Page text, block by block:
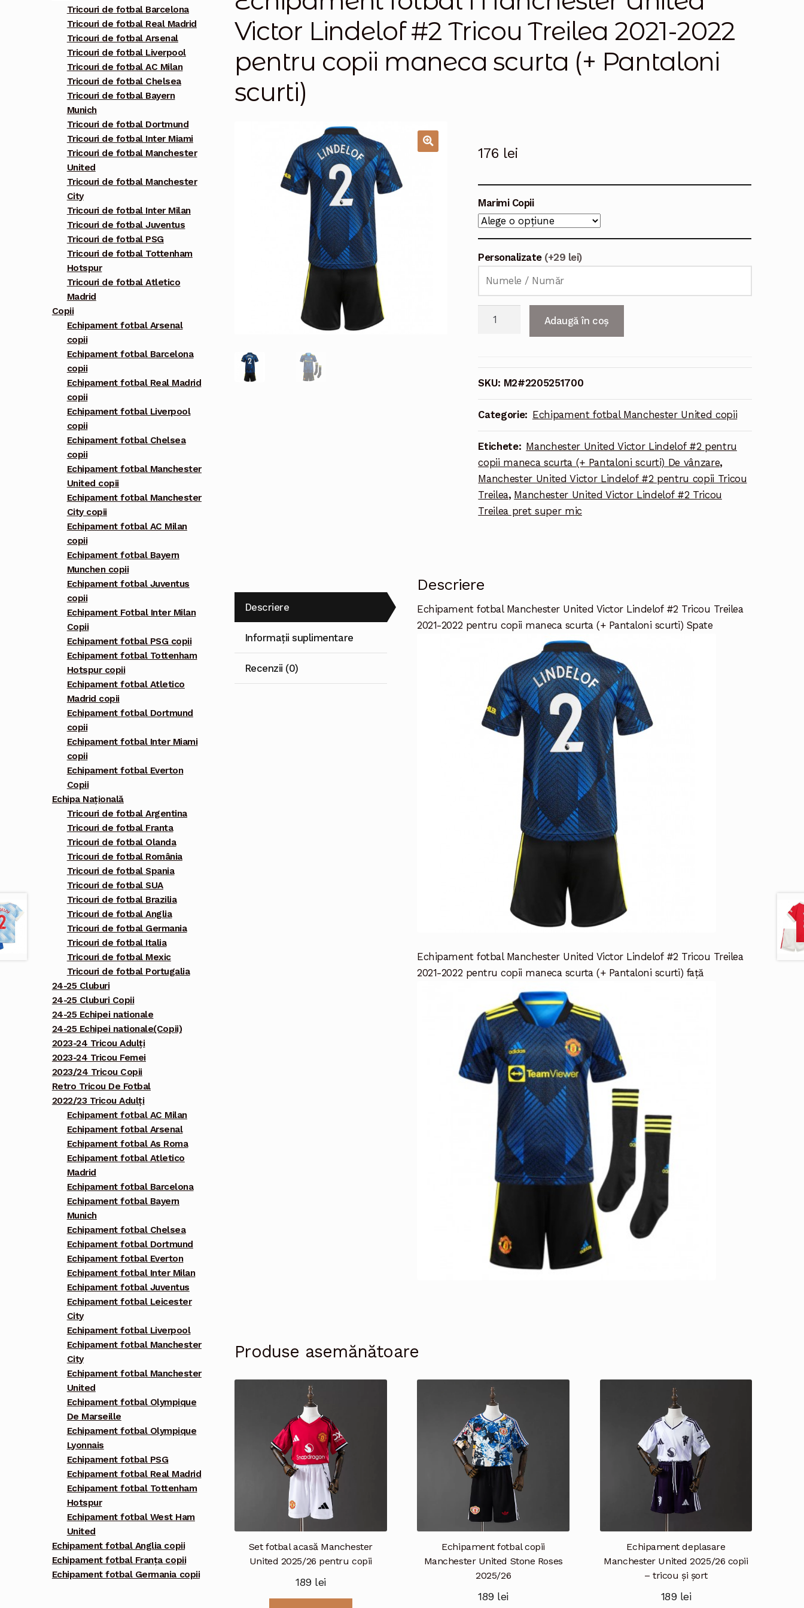
Victor Lindelof #2 Tricou Treilea 2021-2022
pentru copii maneca scurta (+ Pantaloni
scurti)
176 lei
Marimi Copii
Personalizate (+29 lei)
United
Lindelof
Tricou
Treilea
2021-
2022
pentru
Pantaloni
scurti)
Adaugă în coș
SKU: M2#2205251700
Categorie: Echipament fotbal Manchester United copii
Etichete: Manchester United Victor Lindelof #2 pentru
copii maneca scurta (+ Pantaloni scurti) De vânzare,
Manchester United Victor Lindelof #2 pentru copii Tricou
Treilea, Manchester United Victor Lindelof #2 Tricou
Treilea pret super mic
Descriere
Informații suplimentare
Recenzii (0)
Descriere
Echipament fotbal Manchester United Victor Lindelof #2 Tricou Treilea
2021-2022 pentru copii maneca scurta (+ Pantaloni scurti) Spate
Echipament fotbal Manchester United Victor Lindelof #2 Tricou Treilea
2021-2022 pentru copii maneca scurta (+ Pantaloni scurti) față
Produse asemănătoare
Set fotbal acasă Manchester
United 2025/26 pentru copii
189 lei
Echipament fotbal copii
Manchester United Stone Roses
2025/26
189 lei
Echipament deplasare
Manchester United 2025/26 copii
– tricou și șort
189 lei
Tricouri de fotbal Barcelona
Tricouri de fotbal Real Madrid
Tricouri de fotbal Arsenal
Tricouri de fotbal Liverpool
Tricouri de fotbal AC Milan
Tricouri de fotbal Chelsea
Tricouri de fotbal Bayern
Munich
Tricouri de fotbal Dortmund
Tricouri de fotbal Inter Miami
Tricouri de fotbal Manchester
United
Tricouri de fotbal Manchester
City
Tricouri de fotbal Inter Milan
Tricouri de fotbal Juventus
Tricouri de fotbal PSG
Tricouri de fotbal Tottenham
Hotspur
Tricouri de fotbal Atletico
Madrid
Copii
Echipament fotbal Arsenal
copii
Echipament fotbal Barcelona
copii
Echipament fotbal Real Madrid
copii
Echipament fotbal Liverpool
copii
Echipament fotbal Chelsea
copii
Echipament fotbal Manchester
United copii
Echipament fotbal Manchester
City copii
Echipament fotbal AC Milan
copii
Echipament fotbal Bayern
Munchen copii
Echipament fotbal Juventus
copii
Echipament Fotbal Inter Milan
Copii
Echipament fotbal PSG copii
Echipament fotbal Tottenham
Hotspur copii
Echipament fotbal Atletico
Madrid copii
Echipament fotbal Dortmund
copii
Echipament fotbal Inter Miami
copii
Echipament fotbal Everton
Copii
Echipa Națională
Tricouri de fotbal Argentina
Tricouri de fotbal Franta
Tricouri de fotbal Olanda
Tricouri de fotbal România
Tricouri de fotbal Spania
Tricouri de fotbal SUA
Tricouri de fotbal Brazilia
Tricouri de fotbal Anglia
Tricouri de fotbal Germania
Tricouri de fotbal Italia
Tricouri de fotbal Mexic
Tricouri de fotbal Portugalia
24-25 Cluburi
24-25 Cluburi Copii
24-25 Echipei nationale
24-25 Echipei nationale(Copii)
2023-24 Tricou Adulți
2023-24 Tricou Femei
2023/24 Tricou Copii
Retro Tricou De Fotbal
2022/23 Tricou Adulți
Echipament fotbal AC Milan
Echipament fotbal Arsenal
Echipament fotbal As Roma
Echipament fotbal Atletico
Madrid
Echipament fotbal Barcelona
Echipament fotbal Bayern
Munich
Echipament fotbal Chelsea
Echipament fotbal Dortmund
Echipament fotbal Everton
Echipament fotbal Inter Milan
Echipament fotbal Juventus
Echipament fotbal Leicester
City
Echipament fotbal Liverpool
Echipament fotbal Manchester
City
Echipament fotbal Manchester
United
Echipament fotbal Olympique
De Marseille
Echipament fotbal Olympique
Lyonnais
Echipament fotbal PSG
Echipament fotbal Real Madrid
Echipament fotbal Tottenham
Hotspur
Echipament fotbal West Ham
United
Echipament fotbal Anglia copii
Echipament fotbal Franța copii
Echipament fotbal Germania copii